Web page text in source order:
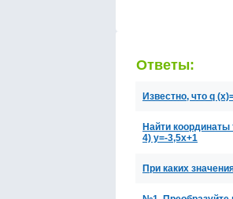
Ответы:
Известно, что q
Найти координаты
4) y=-3,5x+1
При каких